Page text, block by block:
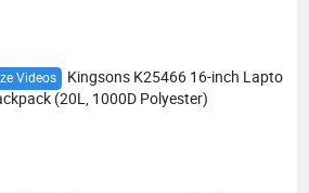
Videos
Kingsons K25466 16-inch Lapto
(20L, 1000D Polyester)